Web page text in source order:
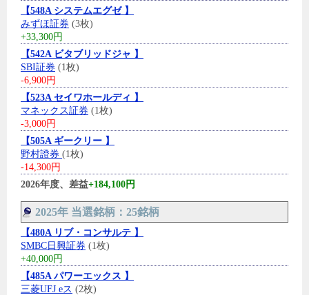
【548A システムエグゼ 】
みずほ証券 (3枚)
+33,300円
【542A ビタブリッドジャ 】
SBI証券 (1枚)
-6,900円
【523A セイワホールディ 】
マネックス証券 (1枚)
-3,000円
【505A ギークリー 】
野村證券 (1枚)
-14,300円
2026年度、差益+184,100円
2025年 当選銘柄：25銘柄
【480A リブ・コンサルテ 】
SMBC日興証券 (1枚)
+40,000円
【485A パワーエックス 】
三菱UFJ eス (2枚)